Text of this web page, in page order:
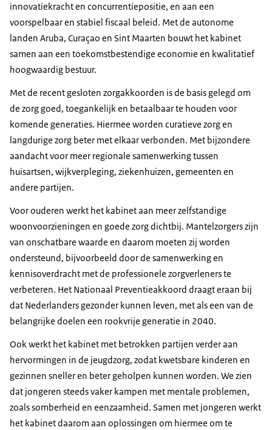
innovatiekracht en concurrentiepositie, en aan een
voorspelbaar en stabiel fiscaal beleid. Met de autonome
landen Aruba, Curaçao en Sint Maarten bouwt het kabinet
samen aan een toekomstbestendige economie en kwalitatief
hoogwaardig bestuur.
Met de recent gesloten zorgakkoorden is de basis gelegd om
de zorg goed, toegankelijk en betaalbaar te houden voor
komende generaties. Hiermee worden curatieve zorg en
langdurige zorg beter met elkaar verbonden. Met bijzondere
aandacht voor meer regionale samenwerking tussen
huisartsen, wijkverpleging, ziekenhuizen, gemeenten en
andere partijen.
Voor ouderen werkt het kabinet aan meer zelfstandige
woonvoorzieningen en goede zorg dichtbij. Mantelzorgers zijn
van onschatbare waarde en daarom moeten zij worden
ondersteund, bijvoorbeeld door de samenwerking en
kennisoverdracht met de professionele zorgverleners te
verbeteren. Het Nationaal Preventieakkoord draagt eraan bij
dat Nederlanders gezonder kunnen leven, met als een van de
belangrijke doelen een rookvrije generatie in 2040.
Ook werkt het kabinet met betrokken partijen verder aan
hervormingen in de jeugdzorg, zodat kwetsbare kinderen en
gezinnen sneller en beter geholpen kunnen worden. We zien
dat jongeren steeds vaker kampen met mentale problemen,
zoals somberheid en eenzaamheid. Samen met jongeren werkt
het kabinet daarom aan oplossingen om hiermee om te